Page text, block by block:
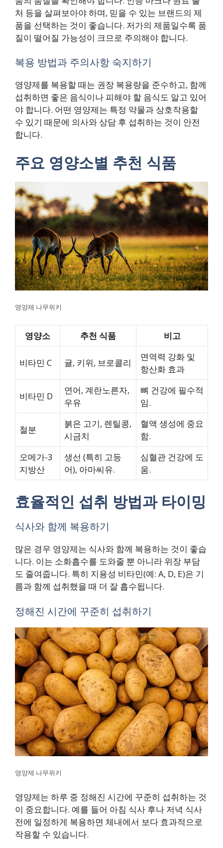
처 등을 살펴보아야 하며, 믿을 수 있는 브랜드의 제
품을 선택하는 것이 좋습니다. 저가의 제품일수록 품
질이 떨어질 가능성이 크므로 주의해야 합니다.
복용 방법과 주의사항 숙지하기
영양제를 복용할 때는 권장 복용량을 준수하고, 함께
섭취하면 좋은 음식이나 피해야 할 음식도 알고 있어
야 합니다. 어떤 영양제는 특정 약물과 상호작용할
수 있기 때문에 의사와 상담 후 섭취하는 것이 안전
합니다.
주요 영양소별 추천 식품
영양제 나무위키
영양소 추천 식품 비고
비타민 C 귤, 키위, 브로콜리
면역력 강화 및
항산화 효과
비타민 D
연어, 계란노른자,
우유
뼈 건강에 필수적
임.
철분
붉은 고기, 렌틸콩,
시금치
혈액 생성에 중요
함.
오메가-3
지방산
생선 (특히 고등
어), 아마씨유.
심혈관 건강에 도
움.
효율적인 섭취 방법과 타이밍
식사와 함께 복용하기
많은 경우 영양제는 식사와 함께 복용하는 것이 좋습
니다. 이는 소화흡수를 도와줄 뿐 아니라 위장 부담
도 줄여줍니다. 특히 지용성 비타민(예: A, D, E)은 기
름과 함께 섭취했을 때 더 잘 흡수됩니다.
정해진 시간에 꾸준히 섭취하기
영양제 나무위키
영양제는 하루 중 정해진 시간에 꾸준히 섭취하는 것
이 중요합니다. 예를 들어 아침 식사 후나 저녁 식사
전에 일정하게 복용하면 체내에서 보다 효과적으로
작용할 수 있습니다.